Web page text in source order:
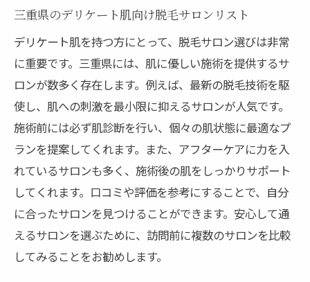
三重県のデリケート肌向け脱毛サロンリスト
デリケート肌を持つ方にとって、脱毛サロン選びは非常
に重要です。三重県には、肌に優しい施術を提供するサ
ロンが数多く存在します。例えば、最新の脱毛技術を駆
使し、肌への刺激を最小限に抑えるサロンが人気です。
施術前には必ず肌診断を行い、個々の肌状態に最適なプ
ランを提案してくれます。また、アフターケアに力を入
れているサロンも多く、施術後の肌をしっかりサポート
してくれます。口コミや評価を参考にすることで、自分
に合ったサロンを見つけることができます。安心して通
えるサロンを選ぶために、訪問前に複数のサロンを比較
してみることをお勧めします。